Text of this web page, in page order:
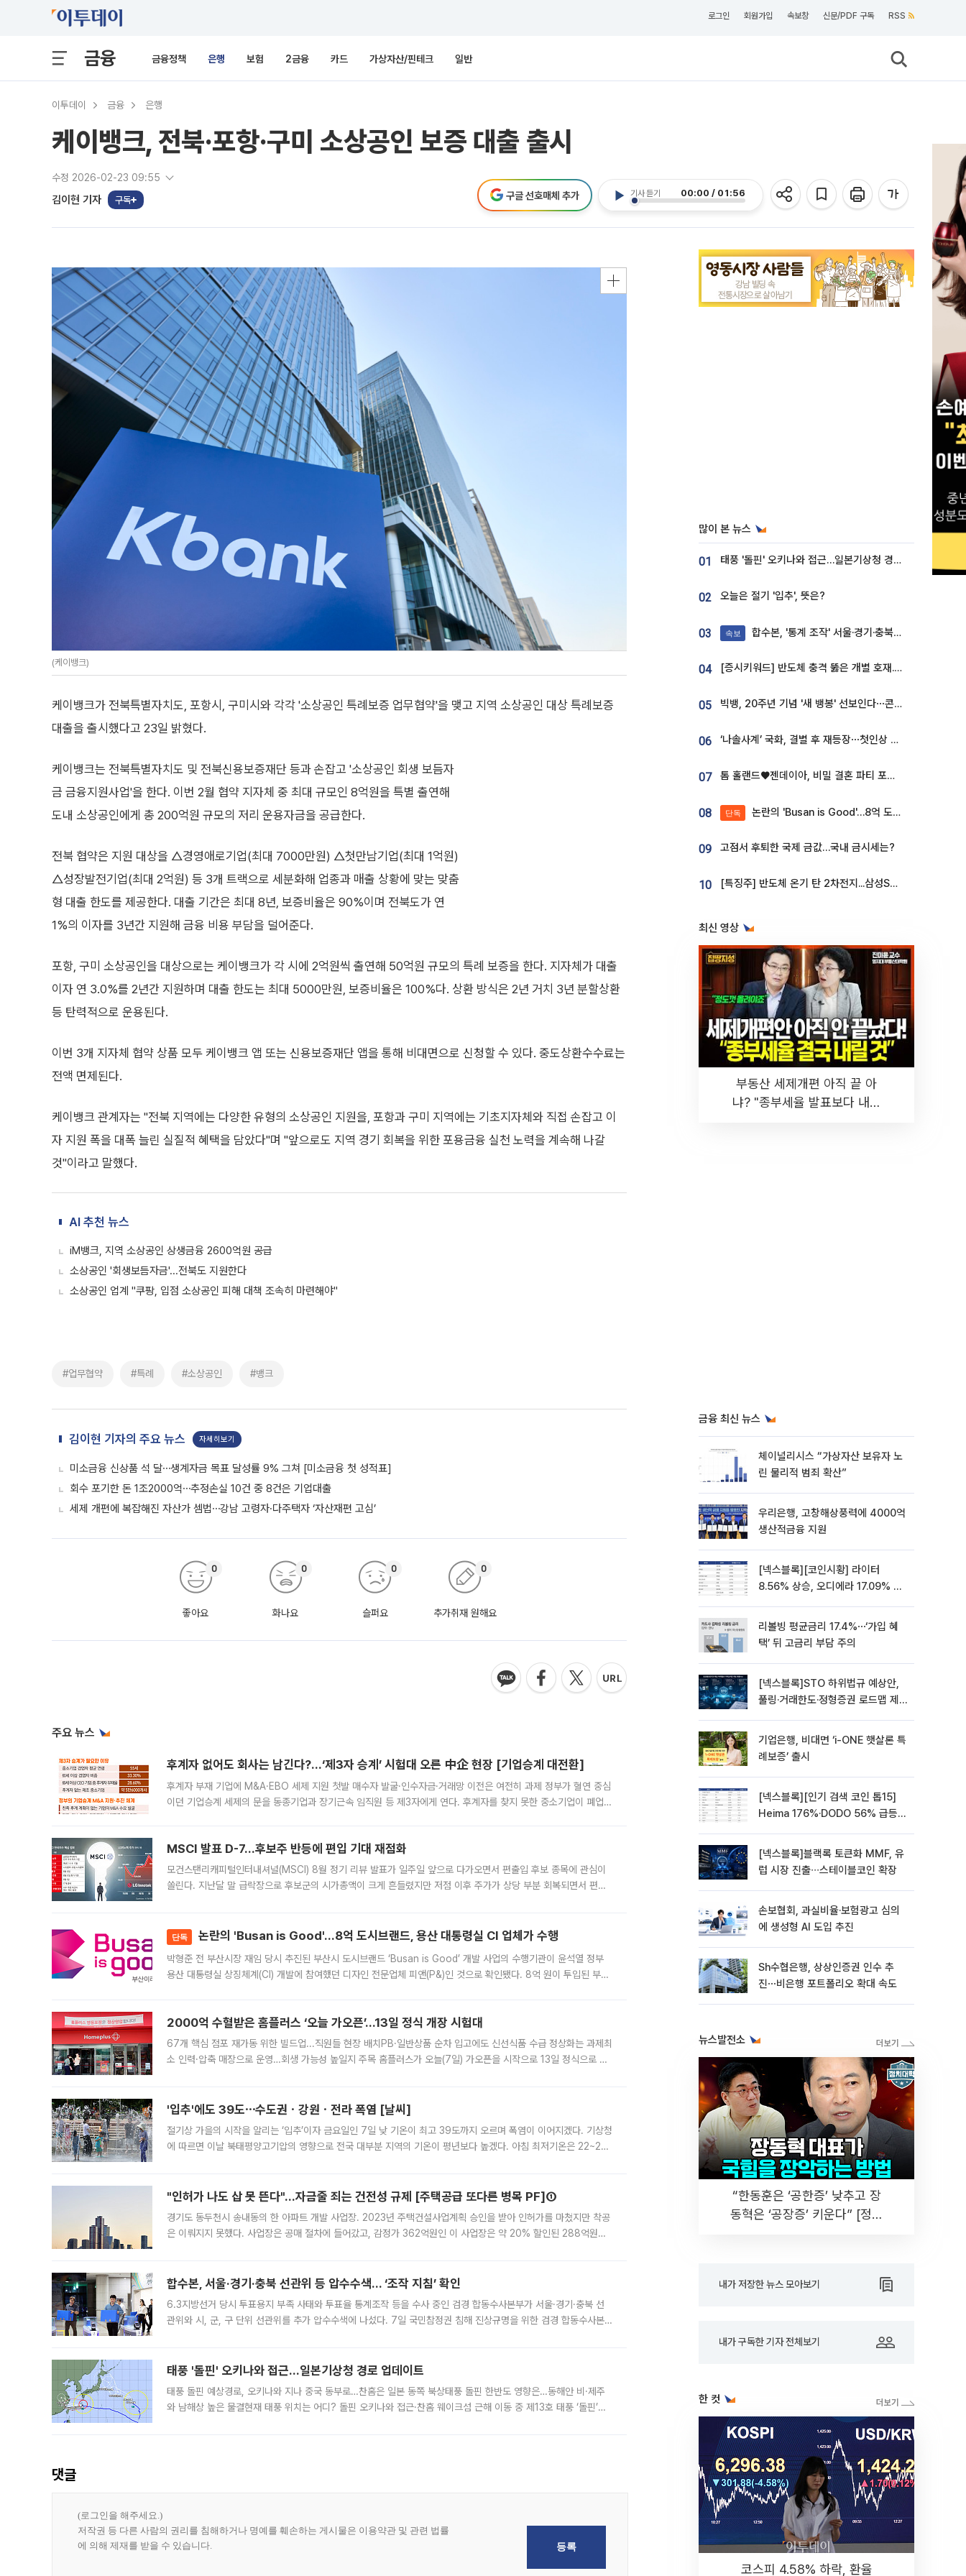
로그인 회원가입 속보창 신문/PDF 구독 RSS
금융 금융정책 은행 보험 2금융 카드 가상자산/핀테크 일반
이투데이 금융 은행
케이뱅크, 전북·포항·구미 소상공인 보증 대출 출시
수정 2026-02-23 09:55
김이현 기자 구독
기사 듣기 00:00 / 01:56
구글 선호매체 추가
(케이뱅크)
케이뱅크가 전북특별자치도, 포항시, 구미시와 각각 '소상공인 특례보증 업무협약'을 맺고 지역 소상공인 대상 특례보증
대출을 출시했다고 23일 밝혔다.
케이뱅크는 전북특별자치도 및 전북신용보증재단 등과 손잡고 '소상공인 회생 보듬자
금 금융지원사업'을 한다. 이번 2월 협약 지자체 중 최대 규모인 8억원을 특별 출연해
도내 소상공인에게 총 200억원 규모의 저리 운용자금을 공급한다.
전북 협약은 지원 대상을 △경영애로기업(최대 7000만원) △첫만남기업(최대 1억원)
△성장발전기업(최대 2억원) 등 3개 트랙으로 세분화해 업종과 매출 상황에 맞는 맞춤
형 대출 한도를 제공한다. 대출 기간은 최대 8년, 보증비율은 90%이며 전북도가 연
1%의 이자를 3년간 지원해 금융 비용 부담을 덜어준다.
포항, 구미 소상공인을 대상으로는 케이뱅크가 각 시에 2억원씩 출연해 50억원 규모의 특례 보증을 한다. 지자체가 대출
이자 연 3.0%를 2년간 지원하며 대출 한도는 최대 5000만원, 보증비율은 100%다. 상환 방식은 2년 거치 3년 분할상환
등 탄력적으로 운용된다.
이번 3개 지자체 협약 상품 모두 케이뱅크 앱 또는 신용보증재단 앱을 통해 비대면으로 신청할 수 있다. 중도상환수수료는
전액 면제된다.
케이뱅크 관계자는 "전북 지역에는 다양한 유형의 소상공인 지원을, 포항과 구미 지역에는 기초지자체와 직접 손잡고 이
자 지원 폭을 대폭 늘린 실질적 혜택을 담았다"며 "앞으로도 지역 경기 회복을 위한 포용금융 실천 노력을 계속해 나갈
것"이라고 말했다.
AI 추천 뉴스
iM뱅크, 지역 소상공인 상생금융 2600억원 공급
소상공인 '회생보듬자금'...전북도 지원한다
소상공인 업계 "쿠팡, 입점 소상공인 피해 대책 조속히 마련해야"
#업무협약 #특례 #소상공인 #뱅크
김이현 기자의 주요 뉴스 자세히보기
미소금융 신상품 석 달⋯생계자금 목표 달성률 9% 그쳐 [미소금융 첫 성적표]
회수 포기한 돈 1조2000억⋯추정손실 10건 중 8건은 기업대출
세제 개편에 복잡해진 자산가 셈법⋯강남 고령자·다주택자 ‘자산재편 고심’
좋아요
0
화나요
0
슬퍼요
0
추가취재 원해요
0
주요 뉴스
후계자 없어도 회사는 남긴다?…‘제3자 승계’ 시험대 오른 中企 현장 [기업승계 대전환]
후계자 부재 기업에 M&A·EBO 세제 지원 첫발 매수자 발굴·인수자금·거래망 이전은 여전히 과제 정부가 혈연 중심
이던 기업승계 세제의 문을 동종기업과 장기근속 임직원 등 제3자에게 연다. 후계자를 찾지 못한 중소기업이 폐업
MSCI 발표 D-7…후보주 반등에 편입 기대 재점화
모건스탠리캐피털인터내셔널(MSCI) 8월 정기 리뷰 발표가 일주일 앞으로 다가오면서 편출입 후보 종목에 관심이
쏠린다. 지난달 말 급락장으로 후보군의 시가총액이 크게 흔들렸지만 저점 이후 주가가 상당 부분 회복되면서 편입
단독 논란의 'Busan is Good'…8억 도시브랜드, 용산 대통령실 CI 업체가 수행
박형준 전 부산시장 재임 당시 추진된 부산시 도시브랜드 ‘Busan is Good’ 개발 사업의 수행기관이 윤석열 정부
용산 대통령실 상징체계(CI) 개발에 참여했던 디자인 전문업체 피앤(P&)인 것으로 확인됐다. 8억 원이 투입된 부산
2000억 수혈받은 홈플러스 ‘오늘 가오픈’...13일 정식 개장 시험대
67개 핵심 점포 재가동 위한 빌드업...직원들 현장 배치PB·일반상품 순차 입고에도 신선식품 수급 정상화는 과제최
소 인력·압축 매장으로 운영…회생 가능성 높일지 주목 홈플러스가 오늘(7일) 가오픈을 시작으로 13일 정식으로 재
'입추'에도 39도⋯수도권ㆍ강원ㆍ전라 폭염 [날씨]
절기상 가을의 시작을 알리는 ‘입추’이자 금요일인 7일 낮 기온이 최고 39도까지 오르며 폭염이 이어지겠다. 기상청
에 따르면 이날 북태평양고기압의 영향으로 전국 대부분 지역의 기온이 평년보다 높겠다. 아침 최저기온은 22~27
"인허가 나도 삽 못 뜬다"…자금줄 죄는 건전성 규제 [주택공급 또다른 병목 PF]①
경기도 동두천시 송내동의 한 아파트 개발 사업장. 2023년 주택건설사업계획 승인을 받아 인허가를 마쳤지만 착공
은 이뤄지지 못했다. 사업장은 공매 절차에 들어갔고, 감정가 362억원인 이 사업장은 약 20% 할인된 288억원에
합수본, 서울·경기·충북 선관위 등 압수수색… ‘조작 지침’ 확인
6.3지방선거 당시 투표용지 부족 사태와 투표율 통계조작 등을 수사 중인 검경 합동수사본부가 서울·경기·충북 선
관위와 시, 군, 구 단위 선관위를 추가 압수수색에 나섰다. 7일 국민참정권 침해 진상규명을 위한 검경 합동수사본
태풍 '돌핀' 오키나와 접근…일본기상청 경로 업데이트
태풍 돌핀 예상경로, 오키나와 지나 중국 동부로…찬홈은 일본 동쪽 북상태풍 돌핀 한반도 영향은…동해안 비·제주
와 남해상 높은 물결현재 태풍 위치는 어디? 돌핀 오키나와 접근·찬홈 웨이크섬 근해 이동 중 제13호 태풍 ‘돌핀’이
댓글
많이 본 뉴스
01 태풍 '돌핀' 오키나와 접근…일본기상청 경로 업데이트
02 오늘은 절기 '입추', 뜻은?
03 속보 합수본, '통계 조작' 서울·경기·충북 선관위 등 추가 압수수색
04 [증시키워드] 반도체 충격 뚫은 개별 호재...포스코퓨처엠·에코프로·한화솔루션 '눈길'
05 빅뱅, 20주년 기념 '새 뱅봉' 선보인다⋯콘서트 앞두고 팝업 개최
06 ‘나솔사계’ 국화, 결별 후 재등장⋯첫인상 투표 휩쓸고 ‘인기녀’ 등극
07 톰 홀랜드♥젠데이아, 비밀 결혼 파티 포착⋯호텔 대관비만 9억
08 단독 논란의 'Busan is Good'…8억 도시브랜드, 용산 대통령실 CI 업체가 수행
09 고점서 후퇴한 국제 금값…국내 금시세는?
10 [특징주] 반도체 온기 탄 2차전지...삼성SDI, 장 초반 7% 넘게 껑충
최신 영상
부동산 세제개편 아직 끝 아
냐? "종부세율 발표보다 내릴
금융 최신 뉴스
체이널리시스 “가상자산 보유자 노
린 물리적 범죄 확산”
우리은행, 고창해상풍력에 4000억
생산적금융 지원
[넥스블록][코인시황] 라이터
8.56% 상승, 오디에라 17.09% 하
리볼빙 평균금리 17.4%⋯‘가입 혜
택’ 뒤 고금리 부담 주의
[넥스블록]STO 하위법규 예상안,
풀링·거래한도·정형증권 로드맵 제
기업은행, 비대면 ‘i-ONE 햇살론 특
례보증’ 출시
[넥스블록][인기 검색 코인 톱15]
Heima 176%·DODO 56% 급등…
[넥스블록]블랙록 토큰화 MMF, 유
럽 시장 진출∙∙∙스테이블코인 확장
손보협회, 과실비율·보험광고 심의
에 생성형 AI 도입 추진
Sh수협은행, 상상인증권 인수 추
진⋯비은행 포트폴리오 확대 속도
뉴스발전소
“한동훈은 ‘공한증’ 낮추고 장
동혁은 ‘공장증’ 키운다” [정치
내가 저장한 뉴스 모아보기
내가 구독한 기자 전체보기
한 컷
코스피 4.58% 하락, 환율